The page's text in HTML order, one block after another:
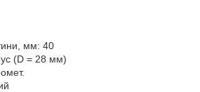
мм: 40
(D = 28 мм)